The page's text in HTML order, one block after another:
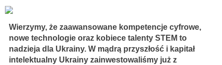
Wierzymy, że zaawansowane kompetencje cyfrowe,
nowe technologie oraz kobiece talenty STEM to
nadzieja dla Ukrainy. W mądrą przyszłość i kapitał
intelektualny Ukrainy zainwestowaliśmy już z